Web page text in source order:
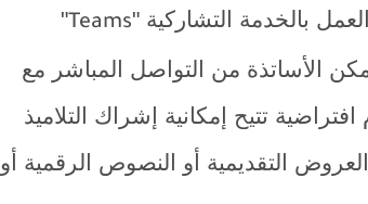
العمل بالخدمة التشاركية "Teams
"
الأساتذة من التواصل المباشر مع
تتيح إمكانية إشراك التلاميذ
التقديمية أو النصوص الرقمية أو